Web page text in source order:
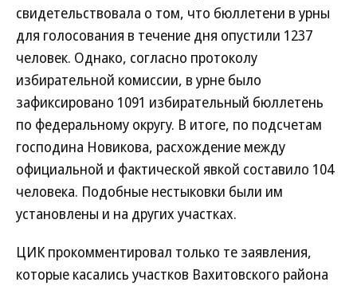
свидетельствовала о том, что бюллетени в урны
для голосования в течение дня опустили 1237
человек. Однако, согласно протоколу
избирательной комиссии, в урне было
зафиксировано 1091 избирательный бюллетень
по федеральному округу. В итоге, по подсчетам
господина Новикова, расхождение между
официальной и фактической явкой составило 104
человека. Подобные нестыковки были им
установлены и на других участках.
ЦИК прокомментировал только те заявления,
которые касались участков Вахитовского района